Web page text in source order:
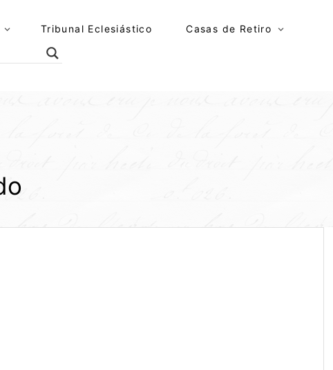
Tribunal Eclesiástico Casas de Retiro